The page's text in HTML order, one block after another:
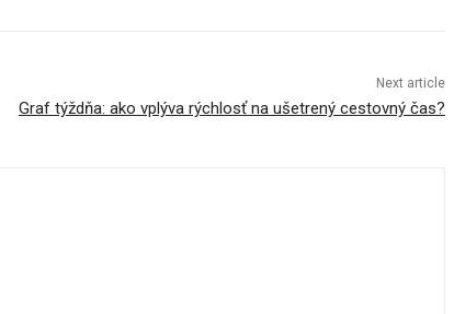
Next article
Graf týždňa: ako vplýva rýchlosť na ušetrený cestovný čas?